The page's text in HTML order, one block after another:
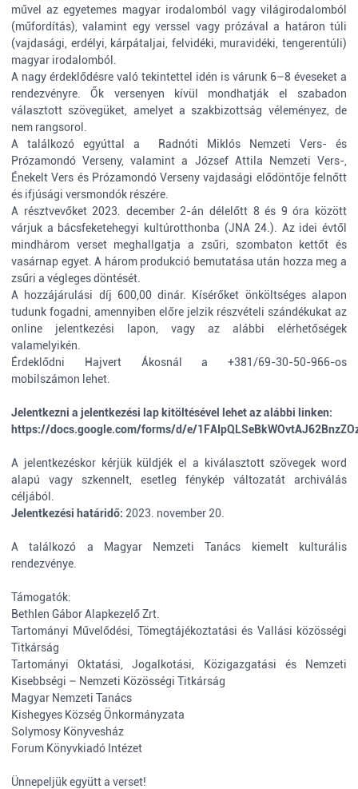
művel az egyetemes magyar irodalomból vagy világirodalomból
(műfordítás), valamint egy verssel vagy prózával a határon túli
(vajdasági, erdélyi, kárpátaljai, felvidéki, muravidéki, tengerentúli)
magyar irodalomból.
A nagy érdeklődésre való tekintettel idén is várunk 6–8 éveseket a
rendezvényre. Ők versenyen kívül mondhatják el szabadon
választott szövegüket, amelyet a szakbizottság véleményez, de
nem rangsorol.
A találkozó egyúttal a Radnóti Miklós Nemzeti Vers- és
Prózamondó Verseny, valamint a József Attila Nemzeti Vers-,
Énekelt Vers és Prózamondó Verseny vajdasági elődöntője felnőtt
és ifjúsági versmondók részére.
A résztvevőket 2023. december 2-án délelőtt 8 és 9 óra között
várjuk a bácsfeketehegyi kultúrotthonba (JNA 24.). Az idei évtől
mindhárom verset meghallgatja a zsűri, szombaton kettőt és
vasárnap egyet. A három produkció bemutatása után hozza meg a
zsűri a végleges döntését.
A hozzájárulási díj 600,00 dinár. Kísérőket önköltséges alapon
tudunk fogadni, amennyiben előre jelzik részvételi szándékukat az
online jelentkezési lapon, vagy az alábbi elérhetőségek
valamelyikén.
Érdeklődni Hajvert Ákosnál a +381/69-30-50-966-os
mobilszámon lehet.
Jelentkezni a jelentkezési lap kitöltésével lehet az alábbi linken:
https://docs.google.com/forms/d/e/
A jelentkezéskor kérjük küldjék el a kiválasztott szövegek word
alapú vagy szkennelt, esetleg fénykép változatát archiválás
céljából.
Jelentkezési határidő: 2023. november 20.
A találkozó a Magyar Nemzeti Tanács kiemelt kulturális
rendezvénye.
Támogatók:
Bethlen Gábor Alapkezelő Zrt.
Tartományi Művelődési, Tömegtájékoztatási és Vallási közösségi
Titkárság
Tartományi Oktatási, Jogalkotási, Közigazgatási és Nemzeti
Kisebbségi – Nemzeti Közösségi Titkárság
Magyar Nemzeti Tanács
Kishegyes Község Önkormányzata
Solymosy Könyvesház
Forum Könyvkiadó Intézet
Ünnepeljük együtt a verset!